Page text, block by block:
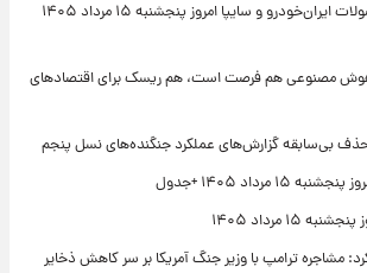
تغییر تند قیمت محصولات ایران‌خودرو و سایپا امروز پنجشنبه ۱۵ مرداد ۱۴۰۵
مصنوعی هم فرصت است، هم ریسک برای اقتصادهای
مرداد ۱۴۰۵ +جدول
مرداد ۱۴۰۵
مشاجره ترامپ با وزیر جنگ آمریکا بر سر کاهش ذخایر